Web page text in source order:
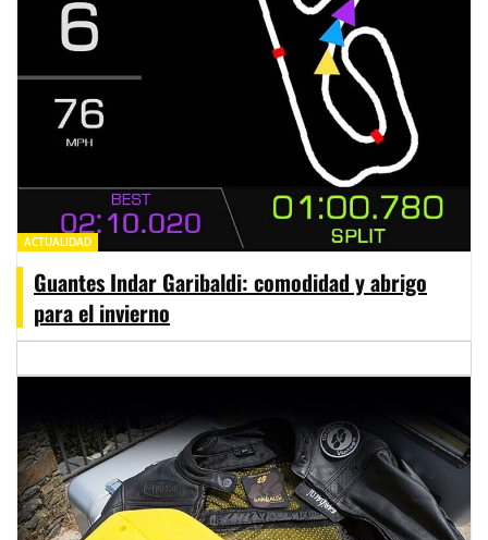
ACTUALIDAD
Guantes Indar Garibaldi: comodidad y abrigo
para el invierno